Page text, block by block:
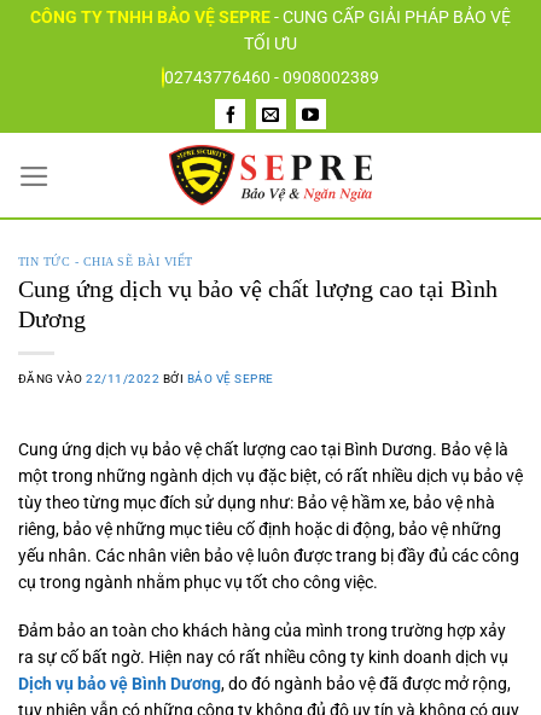
CÔNG TY TNHH BẢO VỆ SEPRE-CUNG CẤP GIẢI PHÁP BẢO VỆ
TỐI ƯU
02743776460 - 0908002389
TIN TỨC - CHIA SẼ BÀI VIẾT
Cung ứng dịch vụ bảo vệ chất lượng cao tại Bình
Dương
ĐĂNG VÀO22/11/2022 BỞI BẢO VỆ SEPRE
Cung ứng dịch vụ bảo vệ chất lượng cao tại Bình Dương. Bảo vệ là
một trong những ngành dịch vụ đặc biệt, có rất nhiều dịch vụ bảo vệ
tùy theo từng mục đích sử dụng như: Bảo vệ hầm xe, bảo vệ nhà
riêng, bảo vệ những mục tiêu cố định hoặc di động, bảo vệ những
yếu nhân. Các nhân viên bảo vệ luôn được trang bị đầy đủ các công
cụ trong ngành nhằm phục vụ tốt cho công việc.
Đảm bảo an toàn cho khách hàng của mình trong trường hợp xảy
ra sự cố bất ngờ. Hiện nay có rất nhiều công ty kinh doanh dịch vụ
Dịch vụ bảo vệ Bình Dương, do đó ngành bảo vệ đã được mở rộng,
tuy nhiên vẫn có những công ty không đủ độ uy tín và không có quy